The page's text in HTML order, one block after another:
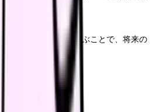
がある教育機関を選ぶことで、将来の
がります。
内容の詳細